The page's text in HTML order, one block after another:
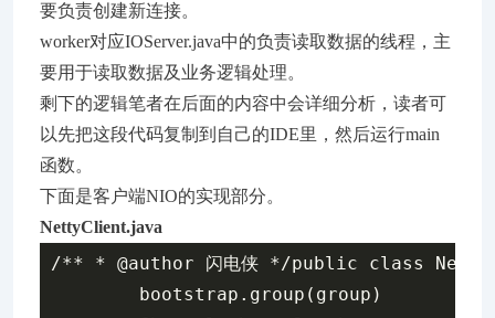
要负责创建新连接。
worker对应IOServer.java中的负责读取数据的线程，主
要用于读取数据及业务逻辑处理。
剩下的逻辑笔者在后面的内容中会详细分析，读者可
以先把这段代码复制到自己的IDE里，然后运行main
函数。
下面是客户端NIO的实现部分。
NettyClient.java
/** * @author 闪电侠 */public class
bootstrap.group(group)